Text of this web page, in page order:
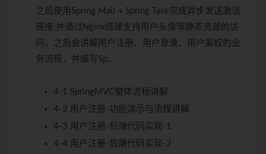
之后使用Spring Mail + Spring Task完成异步发送激活
链接;并通过Nginx搭建支持用户头像等静态资源的访
问，之后会讲解用户注册、用户登录、用户鉴权的业
务流程，并编写Sp…
4-1 SpringMVC整体流程讲解
4-2 用户注册-功能演示与流程讲解
4-3 用户注册-后端代码实现-1
4-4 用户注册-后端代码实现-2